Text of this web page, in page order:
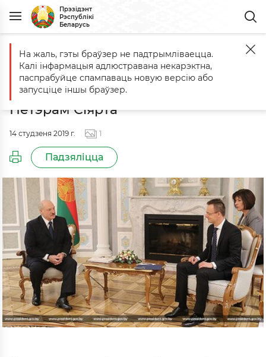
Прэзідэнт
Рэспублікі
Беларусь
Галоўная Падзеі Сустрэча з Міністрам замежных спраў і
Сустрэча з Міністрам замежных
спраў і знешняга гандлю Венгрыі
Петэрам Сіярта
14 студзеня 2019 г. 1
Падзяліцца
На жаль, гэты браўзер не падтрымліваецца.
Калі інфармацыя адлюстравана некарэктна,
паспрабуйце спампаваць новую версію або
запусціце іншы браўзер.